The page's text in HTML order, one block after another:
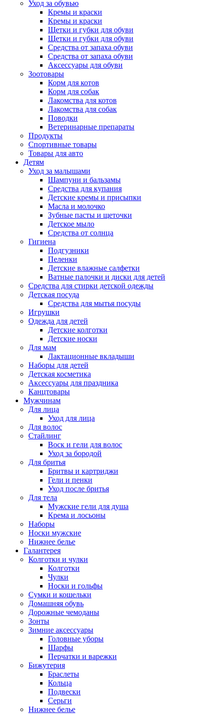
Уход за обувью
Кремы и краски
Кремы и краски
Щетки и губки для обуви
Щетки и губки для обуви
Средства от запаха обуви
Средства от запаха обуви
Аксессуары для обуви
Зоотовары
Корм для котов
Корм для собак
Лакомства для котов
Лакомства для собак
Поводки
Ветеринарные препараты
Продукты
Спортивные товары
Товары для авто
Детям
Уход за малышами
Шампуни и бальзамы
Средства для купания
Детские кремы и присыпки
Масла и молочко
Зубные пасты и щеточки
Детское мыло
Средства от солнца
Гигиена
Подгузники
Пеленки
Детские влажные салфетки
Ватные палочки и диски для детей
Средства для стирки детской одежды
Детская посуда
Средства для мытья посуды
Игрушки
Одежда для детей
Детские колготки
Детские носки
Для мам
Лактационные вкладыши
Наборы для детей
Детская косметика
Аксессуары для праздника
Канцтовары
Мужчинам
Для лица
Уход для лица
Для волос
Стайлинг
Воск и гели для волос
Уход за бородой
Для бритья
Бритвы и картриджи
Гели и пенки
Уход после бритья
Для тела
Мужские гели для душа
Крема и лосьоны
Наборы
Носки мужские
Нижнее белье
Галантерея
Колготки и чулки
Колготки
Чулки
Носки и гольфы
Сумки и кошельки
Домашняя обувь
Дорожные чемоданы
Зонты
Зимние аксессуары
Головные уборы
Шарфы
Перчатки и варежки
Бижутерия
Браслеты
Кольца
Подвески
Серьги
Нижнее белье